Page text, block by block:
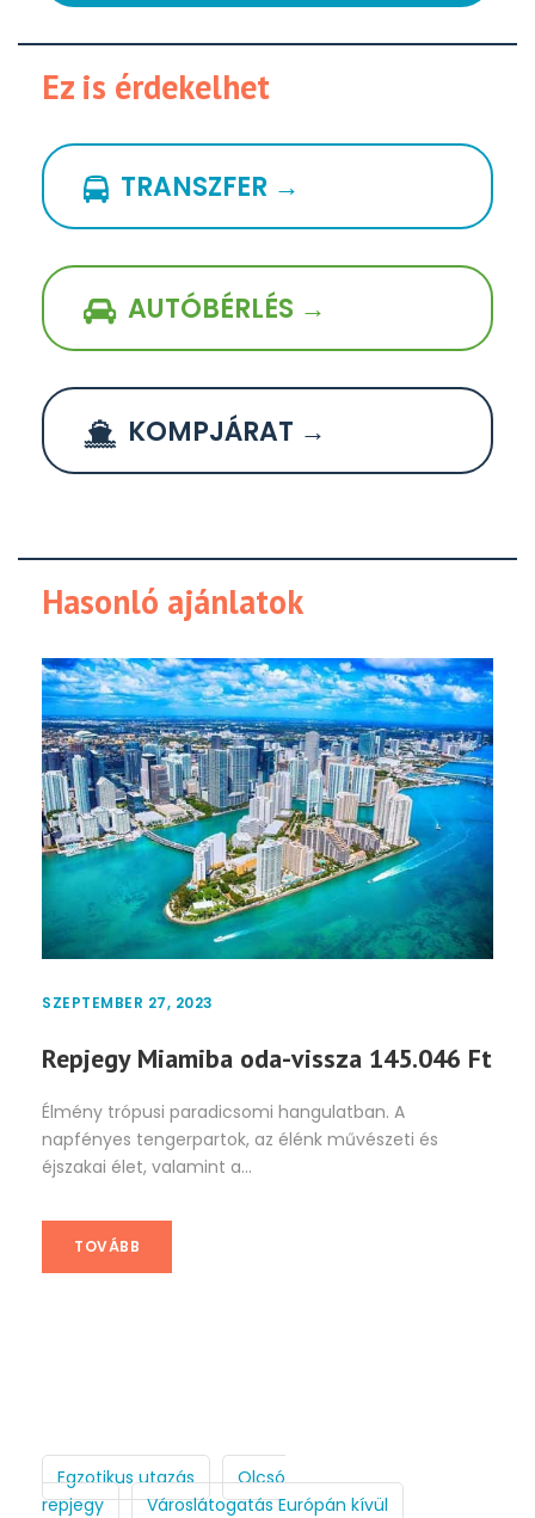
Ez is érdekelhet
TRANSZFER →
AUTÓBÉRLÉS →
KOMPJÁRAT →
Hasonló ajánlatok
SZEPTEMBER 27, 2023
Repjegy Miamiba oda-vissza 145.046 Ft
Élmény trópusi paradicsomi hangulatban. A
napfényes tengerpartok, az élénk művészeti és
éjszakai élet, valamint a...
TOVÁBB
Egzotikus utazás
Olcsó
repjegy
Városlátogatás Európán kívül